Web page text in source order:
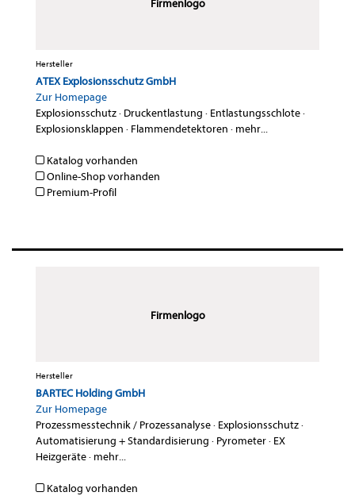
Firmenlogo
Hersteller
ATEX Explosionsschutz GmbH
Zur Homepage
Explosionsschutz· Druckentlastung · Entlastungsschlote·
Explosionsklappen · Flammendetektoren · mehr...
Katalog vorhanden
Online-Shop vorhanden
Premium-Profil
Firmenlogo
Hersteller
BARTEC Holding GmbH
Zur Homepage
Prozessmesstechnik / Prozessanalyse· Explosionsschutz·
Automatisierung + Standardisierung · Pyrometer· EX
Heizgeräte· mehr...
Katalog vorhanden